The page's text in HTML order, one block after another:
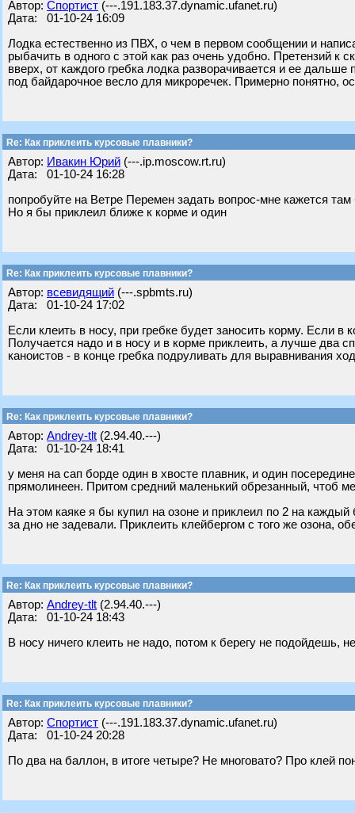
Автор: Спортист (---.191.183.37.dynamic.ufanet.ru)
Дата: 01-10-24 16:09
Лодка естественно из ПВХ, о чем в первом сообщении и
рыбачить в одного с этой как раз очень удобно. Претензий к
вверх, от каждого гребка лодка разворачивается и ее
под байдарочное весло для микроречек. Примерно понятно,
Re: Как приклеить курсовые плавники?
Автор: Ивакин Юрий (---.ip.moscow.rt.ru)
Дата: 01-10-24 16:28
попробуйте на Ветре Перемен задать вопрос-мне кажется там
Но я бы приклеил ближе к корме и один
Re: Как приклеить курсовые плавники?
Автор: всевидящий (---.spbmts.ru)
Дата: 01-10-24 17:02
Если клеить в носу, при гребке будет заносить корму. Если в
Получается надо и в носу и в корме приклеить, а лучше два
каноистов - в конце гребка подруливать для выравнивания
Re: Как приклеить курсовые плавники?
Автор: Andrey-tlt (2.94.40.---)
Дата: 01-10-24 18:41
у меня на сап борде один в хвосте плавник, и один
прямолинеен. Притом средний маленький обрезанный, чтоб
На этом каяке я бы купил на озоне и приклеил по 2 на
за дно не задевали. Приклеить клейбергом с того же озона,
Re: Как приклеить курсовые плавники?
Автор: Andrey-tlt (2.94.40.---)
Дата: 01-10-24 18:43
В носу ничего клеить не надо, потом к берегу не подойдешь,
Re: Как приклеить курсовые плавники?
Автор: Спортист (---.191.183.37.dynamic.ufanet.ru)
Дата: 01-10-24 20:28
По два на баллон, в итоге четыре? Не многовато? Про клей